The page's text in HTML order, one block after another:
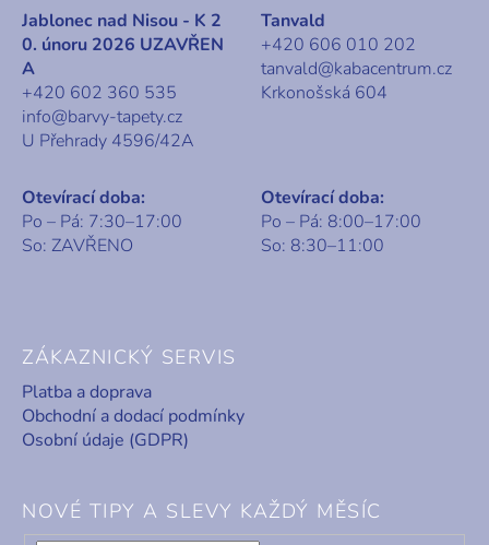
Jablonec nad Nisou - K 2
0. únoru 2026 UZAVŘEN
A
+420 602 360 535
info@barvy-tapety.cz
U Přehrady 4596/42A
Tanvald
+420 606 010 202
tanvald@kabacentrum.cz
Krkonošská 604
Otevírací doba:
Po – Pá: 7:30–17:00
So: ZAVŘENO
Otevírací doba:
Po – Pá: 8:00–17:00
So: 8:30–11:00
ZÁKAZNICKÝ SERVIS
Platba a doprava
Obchodní a dodací podmínky
Osobní údaje (GDPR)
NOVÉ TIPY A SLEVY KAŽDÝ MĚSÍC